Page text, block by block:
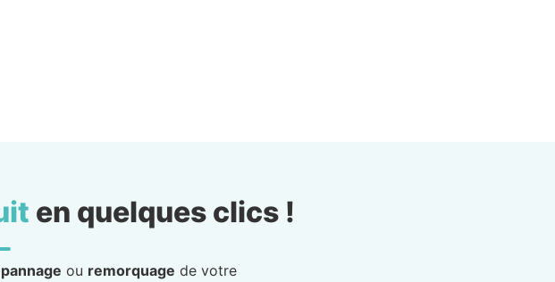
en quelques clics !
ou remorquage de votre